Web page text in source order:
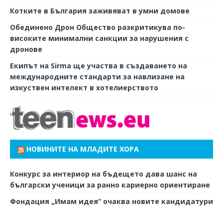
Котките в България заживяват в умни домове
Обединено Дрон Общество разкритикува по-
високите минимални санкции за нарушения с
дронове
Екипът на Sirma ще участва в създаването на
международните стандарти за навлизане на
изкуствен интелект в хотелиерството
НОВИНИТЕ НА МЛАДИТЕ ХОРА
Конкурс за интериор на бъдещето дава шанс на
български ученици за ранно кариерно ориентиране
Фондация „Имам идея“ очаква новите кандидатури